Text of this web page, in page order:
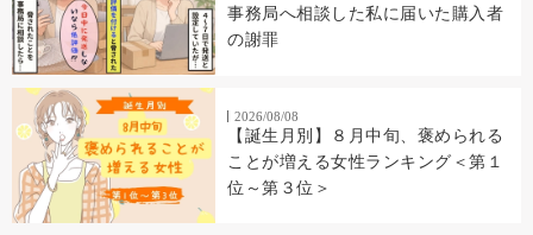
事務局へ相談した私に届いた購入者
の謝罪
2026/08/08
【誕生月別】８月中旬、褒められる
ことが増える女性ランキング＜第１
位～第３位＞